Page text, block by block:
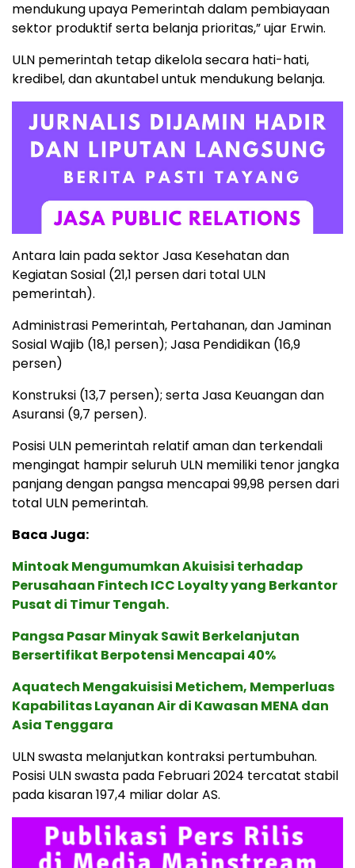
mendukung upaya Pemerintah dalam pembiayaan
sektor produktif serta belanja prioritas,” ujar Erwin.
ULN pemerintah tetap dikelola secara hati-hati,
kredibel, dan akuntabel untuk mendukung belanja.
Antara lain pada sektor Jasa Kesehatan dan
Kegiatan Sosial (21,1 persen dari total ULN
pemerintah).
Administrasi Pemerintah, Pertahanan, dan Jaminan
Sosial Wajib (18,1 persen); Jasa Pendidikan (16,9
persen)
Konstruksi (13,7 persen); serta Jasa Keuangan dan
Asuransi (9,7 persen).
Posisi ULN pemerintah relatif aman dan terkendali
mengingat hampir seluruh ULN memiliki tenor jangka
panjang dengan pangsa mencapai 99,98 persen dari
total ULN pemerintah.
Baca Juga:
Mintoak Mengumumkan Akuisisi terhadap
Perusahaan Fintech ICC Loyalty yang Berkantor
Pusat di Timur Tengah.
Pangsa Pasar Minyak Sawit Berkelanjutan
Bersertifikat Berpotensi Mencapai 40%
Aquatech Mengakuisisi Metichem, Memperluas
Kapabilitas Layanan Air di Kawasan MENA dan
Asia Tenggara
ULN swasta melanjutkan kontraksi pertumbuhan.
Posisi ULN swasta pada Februari 2024 tercatat stabil
pada kisaran 197,4 miliar dolar AS.